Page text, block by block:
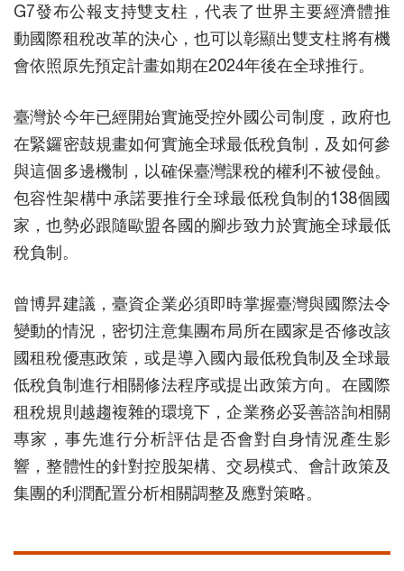
G7發布公報支持雙支柱，代表了世界主要經濟體推
動國際租稅改革的決心，也可以彰顯出雙支柱將有機
會依照原先預定計畫如期在2024年後在全球推行。
臺灣於今年已經開始實施受控外國公司制度，政府也
在緊鑼密鼓規畫如何實施全球最低稅負制，及如何參
與這個多邊機制，以確保臺灣課稅的權利不被侵蝕。
包容性架構中承諾要推行全球最低稅負制的138個國
家，也勢必跟隨歐盟各國的腳步致力於實施全球最低
稅負制。
曾博昇建議，臺資企業必須即時掌握臺灣與國際法令
變動的情況，密切注意集團布局所在國家是否修改該
國租稅優惠政策，或是導入國內最低稅負制及全球最
低稅負制進行相關修法程序或提出政策方向。在國際
租稅規則越趨複雜的環境下，企業務必妥善諮詢相關
專家，事先進行分析評估是否會對自身情況產生影
響，整體性的針對控股架構、交易模式、會計政策及
集團的利潤配置分析相關調整及應對策略。